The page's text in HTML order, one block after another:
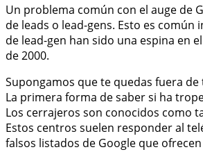
Un problema común con el auge de
de leads o lead-gens. Esto es
de lead-gen han sido una espina en
de 2000.
Supongamos que te quedas fuera
La primera forma de saber si ha
Los cerrajeros son conocidos como
Estos centros suelen responder al
falsos listados de Google que